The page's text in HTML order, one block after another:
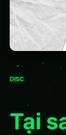
DISC
Tại